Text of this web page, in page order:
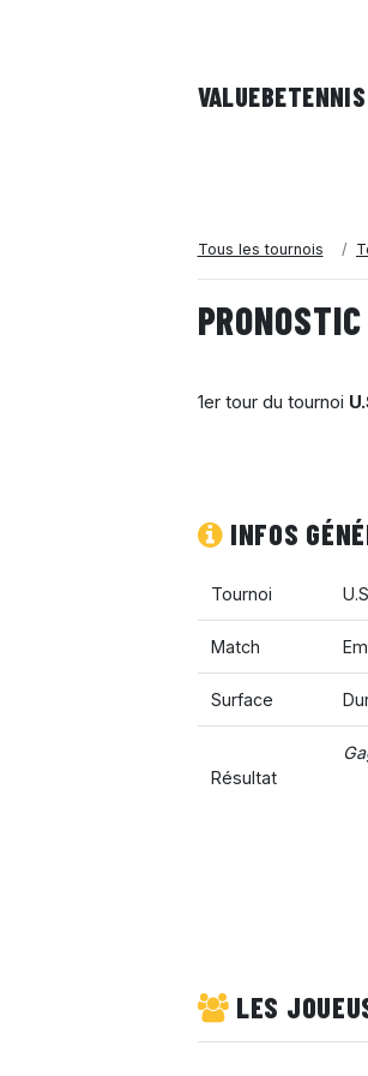
VALUEBETENNIS
Tous les tournois
1er tour du tournoi
INFOS
Tournoi
Match
Surface
Résultat
LES